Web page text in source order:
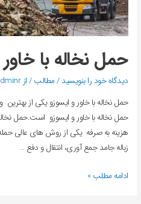
حمل نخاله با
دیدگاه‌ خود را بنویسید/مطالب/ از
حمل نخاله با خاور و ایسوزو یکی از
حمل نخاله با خاور و ایسوزو است.حمل
هزینه به صرفه یکی از روش های عالی
زباله جامد جمع آوری، انتقال و دفع …
ادامه مطلب »